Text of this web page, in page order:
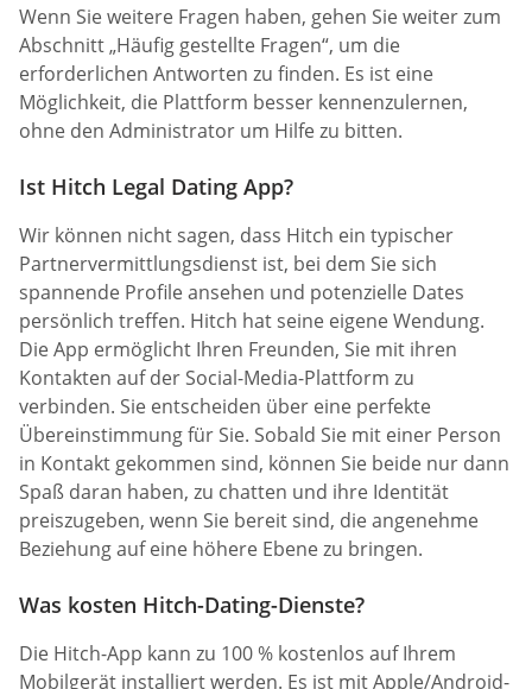
Wenn Sie weitere Fragen haben, gehen Sie weiter zum
Abschnitt „Häufig gestellte Fragen“, um die
erforderlichen Antworten zu finden. Es ist eine
Möglichkeit, die Plattform besser kennenzulernen,
ohne den Administrator um Hilfe zu bitten.
Ist Hitch Legal Dating App?
Wir können nicht sagen, dass Hitch ein typischer
Partnervermittlungsdienst ist, bei dem Sie sich
spannende Profile ansehen und potenzielle Dates
persönlich treffen. Hitch hat seine eigene Wendung.
Die App ermöglicht Ihren Freunden, Sie mit ihren
Kontakten auf der Social-Media-Plattform zu
verbinden. Sie entscheiden über eine perfekte
Übereinstimmung für Sie. Sobald Sie mit einer Person
in Kontakt gekommen sind, können Sie beide nur dann
Spaß daran haben, zu chatten und ihre Identität
preiszugeben, wenn Sie bereit sind, die angenehme
Beziehung auf eine höhere Ebene zu bringen.
Was kosten Hitch-Dating-Dienste?
Die Hitch-App kann zu 100 % kostenlos auf Ihrem
Mobilgerät installiert werden. Es ist mit Apple/Android-